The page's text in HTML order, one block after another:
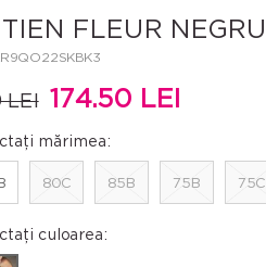
FLEUR NEGRU
LEI 174.50 LEI
mărimea:
80C 85B 75B 75C
culoarea: